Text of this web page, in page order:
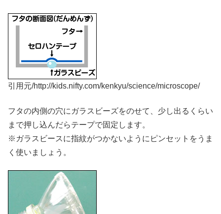
引用元/http://kids.nifty.com/kenkyu/science/microscope/
フタの内側の穴にガラスビーズをのせて、少し出るくらい
まで押し込んだらテープで固定します。
※ガラスビースに指紋がつかないようにピンセットをうま
く使いましょう。